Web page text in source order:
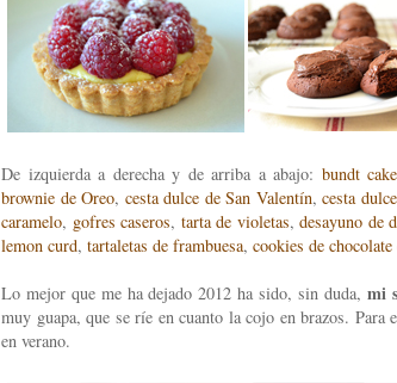
De izquierda a derecha y de arriba a abajo: bundt
brownie de Oreo, cesta dulce de San Valentín, cesta
caramelo, gofres caseros, tarta de violetas,desayuno de
lemon curd, tartaletas de frambuesa, cookies de
Lo mejor que me ha dejado 2012 ha sido, sin duda, mi
muy guapa, que se ríe en cuanto la cojo en brazos. Para
en verano.